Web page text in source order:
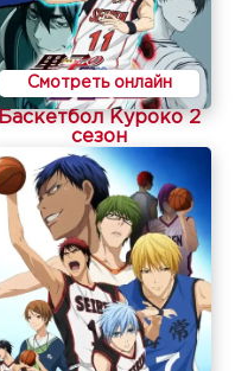
Смотреть онлайн
Баскетбол Куроко 2
сезон